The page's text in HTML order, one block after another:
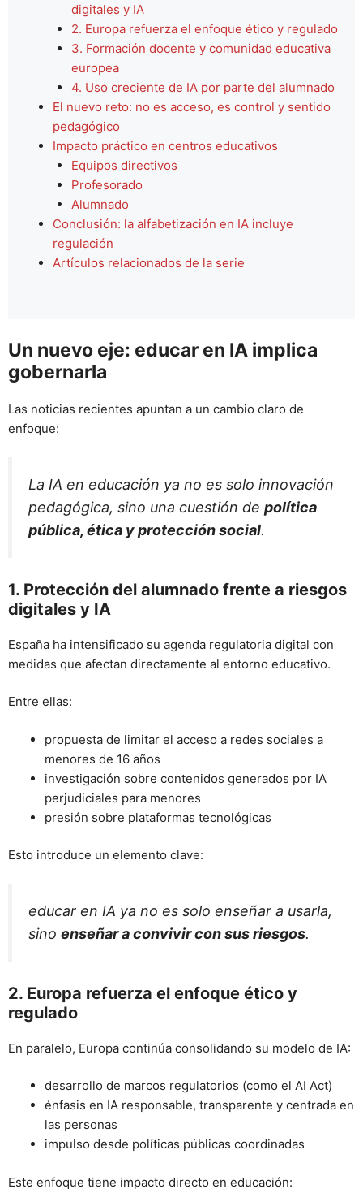
digitales y IA
2. Europa refuerza el enfoque ético y regulado
3. Formación docente y comunidad educativa
europea
4. Uso creciente de IA por parte del alumnado
El nuevo reto: no es acceso, es control y sentido
pedagógico
Impacto práctico en centros educativos
Equipos directivos
Profesorado
Alumnado
Conclusión: la alfabetización en IA incluye
regulación
Artículos relacionados de la serie
Un nuevo eje: educar en IA implica
gobernarla
Las noticias recientes apuntan a un cambio claro de
enfoque:
La IA en educación ya no es solo innovación
pedagógica, sino una cuestión de política
pública, ética y protección social.
1. Protección del alumnado frente a riesgos
digitales y IA
España ha intensificado su agenda regulatoria digital con
medidas que afectan directamente al entorno educativo.
Entre ellas:
propuesta de limitar el acceso a redes sociales a
menores de 16 años
investigación sobre contenidos generados por IA
perjudiciales para menores
presión sobre plataformas tecnológicas
Esto introduce un elemento clave:
educar en IA ya no es solo enseñar a usarla,
sino enseñar a convivir con sus riesgos.
2. Europa refuerza el enfoque ético y
regulado
En paralelo, Europa continúa consolidando su modelo de IA:
desarrollo de marcos regulatorios (como el AI Act)
énfasis en IA responsable, transparente y centrada en
las personas
impulso desde políticas públicas coordinadas
Este enfoque tiene impacto directo en educación: